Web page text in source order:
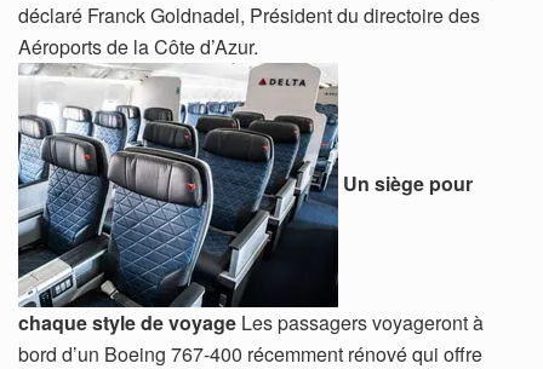
déclaré Franck Goldnadel, Président du directoire des
Aéroports de la Côte d’Azur.
Un siège pour
chaque style de voyage Les passagers voyageront à
bord d’un Boeing 767-400 récemment rénové qui offre